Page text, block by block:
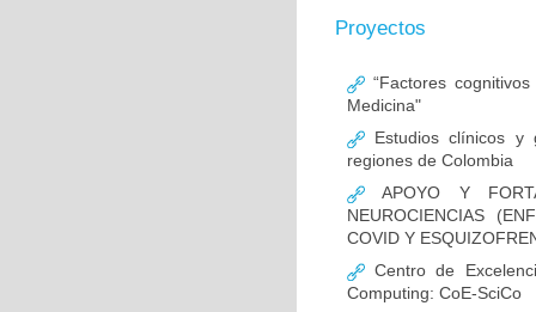
Proyectos
“Factores
Medicina"
Estudios clínicos y
regiones de Colombia
APOYO Y
NEUROCIENCIAS
COVID Y
Centro de
Computing: CoE-SciCo